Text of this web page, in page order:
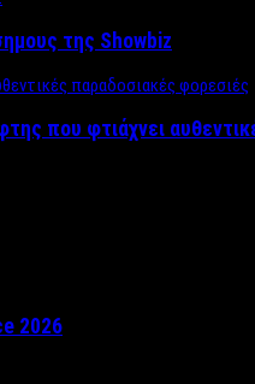
της Showbiz
που φτιάχνει
2026